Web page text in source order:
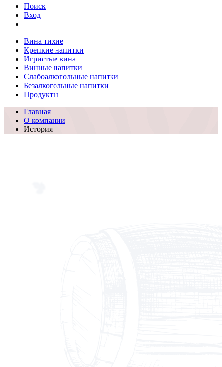
Поиск
Вход
Вина тихие
Крепкие напитки
Игристые вина
Винные напитки
Слабоалкогольные напитки
Безалкогольные напитки
Продукты
Главная
О компании
История